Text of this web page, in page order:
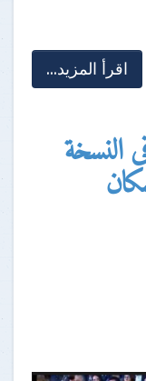
اقرأ المزيد...
النسخة